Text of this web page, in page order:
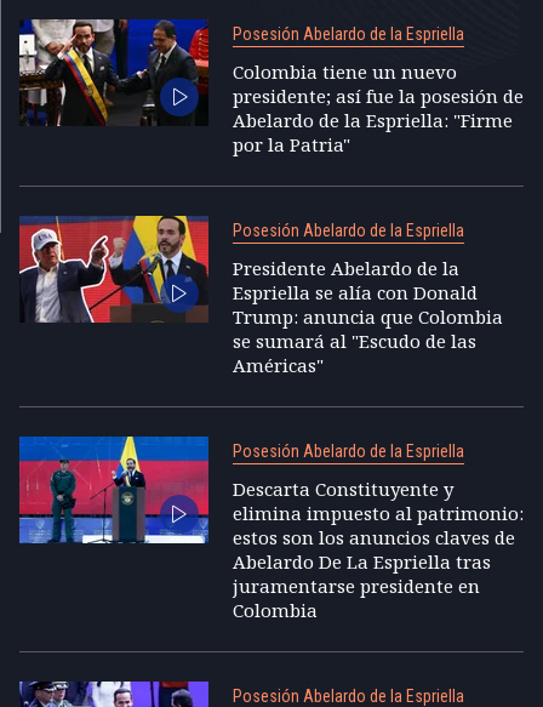
Posesión Abelardo de la Espriella
Colombia tiene un nuevo
presidente; así fue la posesión de
Abelardo de la Espriella: "Firme
por la Patria"
Posesión Abelardo de la Espriella
Presidente Abelardo de la
Espriella se alía con Donald
Trump: anuncia que Colombia
se sumará al "Escudo de las
Américas"
Posesión Abelardo de la Espriella
Descarta Constituyente y
elimina impuesto al patrimonio:
estos son los anuncios claves de
Abelardo De La Espriella tras
juramentarse presidente en
Colombia
Posesión Abelardo de la Espriella